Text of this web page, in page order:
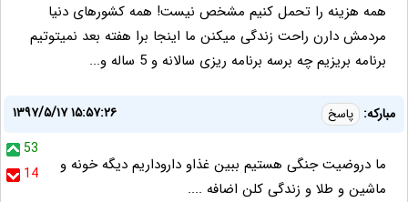
همه هزینه را تحمل کنیم مشخص نیست! همه کشورهای دنیا
مردمش دارن راحت زندگی میکنن ما اینجا برا هفته بعد نمیتوتیم
برنامه بریزیم چه برسه برنامه ریزی سالانه و 5 ساله و...
مبارکه: پاسخ
۱۳۹۷/۵/۱۷ ۱۵:۵۷:۲۶
53
14
ما دروضیت جنگی هستیم ببین غذاو داروداریم دیگه خونه و
ماشین و طلا و زندگی کلن اضافه ....